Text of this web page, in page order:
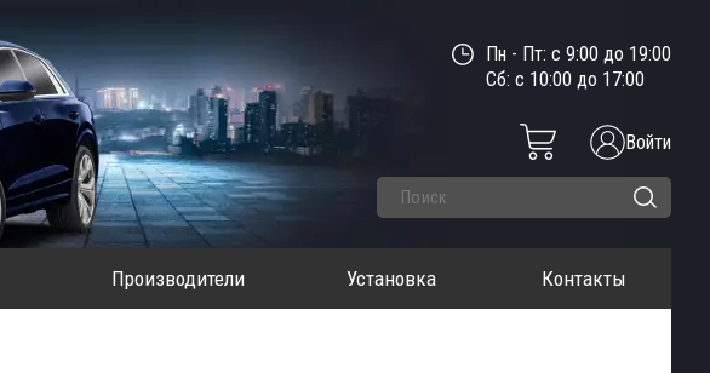
Пн - Пт: с 9:00 до 19:00
Сб: с 10:00 до 17:00
Войти
Производители Установка Контакты